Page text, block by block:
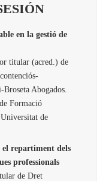
en la gestió de
titular (acred.) de
Abogados.
Formació
de
repartiment dels
professionals
de Dret